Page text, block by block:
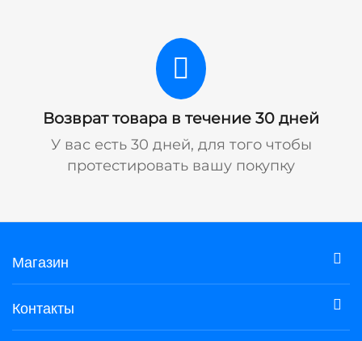
Возврат товара в течение 30 дней
У вас есть 30 дней, для того чтобы
протестировать вашу покупку
Магазин
Контакты